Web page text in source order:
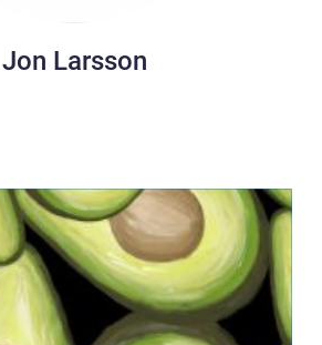
Jon Larsson